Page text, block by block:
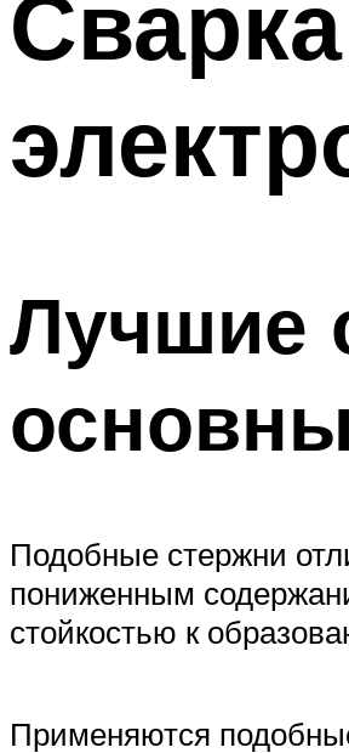
Лучшие
Подобные стержни
пониженным
стойкостью к
Применяются